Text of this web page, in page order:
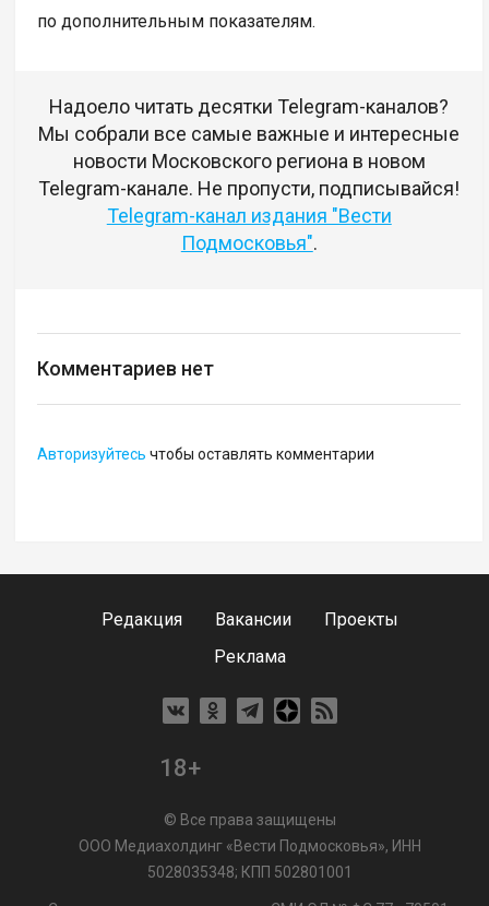
по дополнительным показателям.
Надоело читать десятки Telegram-каналов?
Мы собрали все самые важные и интересные
новости Московского региона в новом
Telegram-канале. Не пропусти, подписывайся!
Telegram-канал издания "Вести
Подмосковья".
Комментариев нет
Авторизуйтесь чтобы оставлять комментарии
Редакция Вакансии
Проекты
Реклама
18+
© Все права защищены
ООО Медиахолдинг «Вести Подмосковья», ИНН
5028035348; КПП 502801001